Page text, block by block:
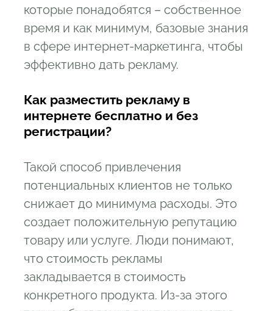
которые понадобятся – собственное
время и как минимум, базовые знания
в сфере интернет-маркетинга, чтобы
эффективно дать рекламу.
Как разместить рекламу в
интернете бесплатно и без
регистрации?
Такой способ привлечения
потенциальных клиентов не только
снижает до минимума расходы. Это
создает положительную репутацию
товару или услуге. Люди понимают,
что стоимость рекламы
закладывается в стоимость
конкретного продукта. Из-за этого